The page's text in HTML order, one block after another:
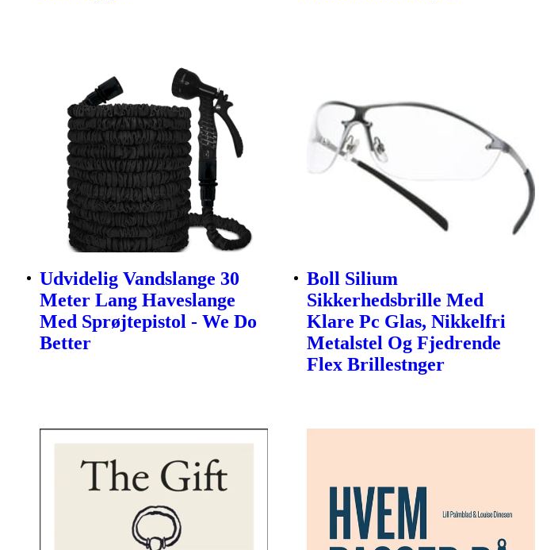
Udvidelig Vandslange 30
Meter Lang Haveslange
Med Sprøjtepistol - We Do
Better
Boll Silium
Sikkerhedsbrille Med
Klare Pc Glas, Nikkelfri
Metalstel Og Fjedrende
Flex Brillestnger